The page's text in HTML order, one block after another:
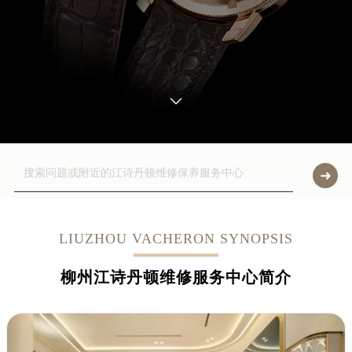
LIUZHOU VACHERON SYNOPSIS
柳州江诗丹顿维修服务中心简介